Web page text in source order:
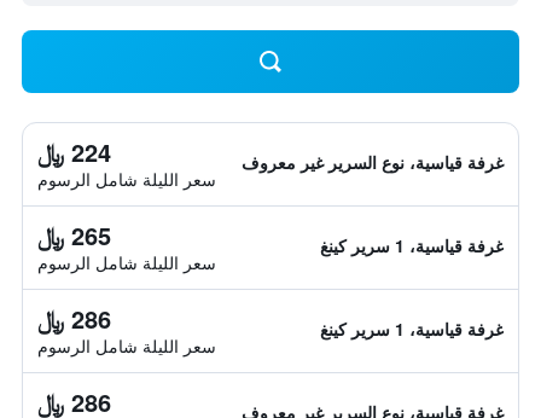
غرفة قياسية، نوع السرير غير معروف 224 ﷼
سعر الليلة شامل الرسوم
غرفة قياسية، 1 سرير كينغ 265 ﷼
سعر الليلة شامل الرسوم
غرفة قياسية، 1 سرير كينغ 286 ﷼
سعر الليلة شامل الرسوم
غرفة قياسية، نوع السرير غير معروف 286 ﷼